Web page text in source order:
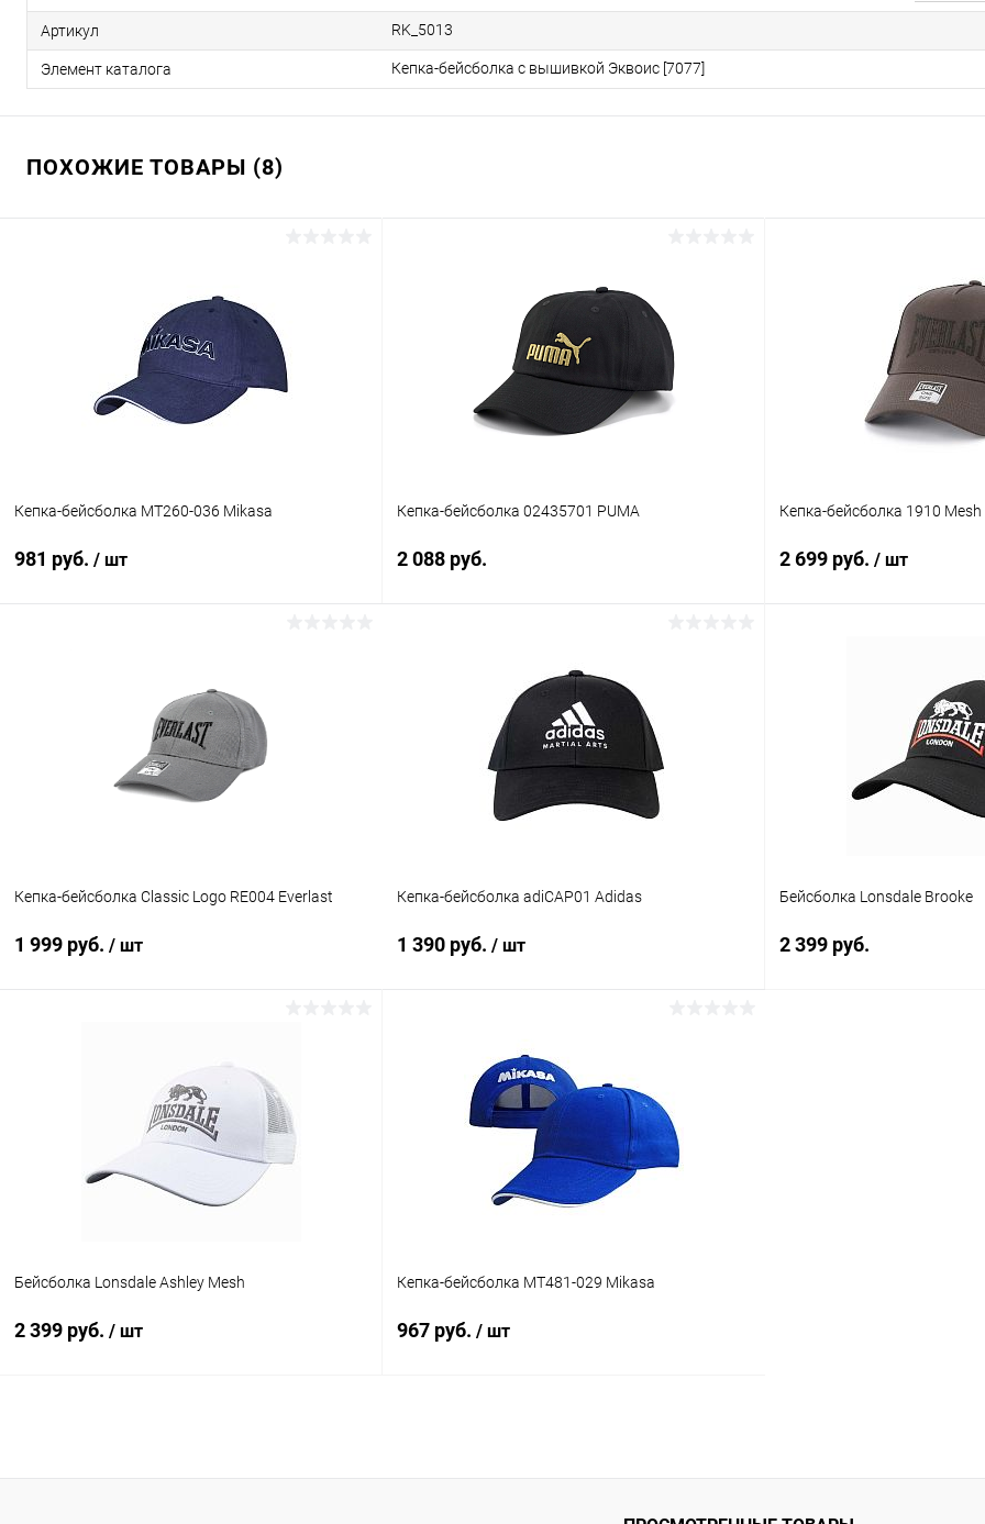
Артикул RK_5013
Элемент каталога Кепка-бейсболка с вышивкой Эквоис [7077]
ПОХОЖИЕ ТОВАРЫ (8)
Кепка-бейсболка MT260-036 Mikasa
981 руб. / шт
Сравнение
В наличии
Кепка-бейсболка 02435701 PUMA
2 088 руб.
Купить в 1 клик Сравнение
В избранное В наличии
Кепка-бейсболка 1910 Mesh
2 699 руб. / шт
Кепка-бейсболка Classic Logo RE004 Everlast
1 999 руб. / шт
Сравнение
В наличии
Кепка-бейсболка adiCAP01 Adidas
1 390 руб. / шт
Купить в 1 клик Сравнение
В избранное В наличии
TAEKWONDO
Бейсболка Lonsdale Brooke
2 399 руб.
Бейсболка Lonsdale Ashley Mesh
2 399 руб. / шт
Купить в 1 клик Сравнение
Кепка-бейсболка MT481-029 Mikasa
967 руб. / шт
Купить в 1 клик Сравнение
В наличии